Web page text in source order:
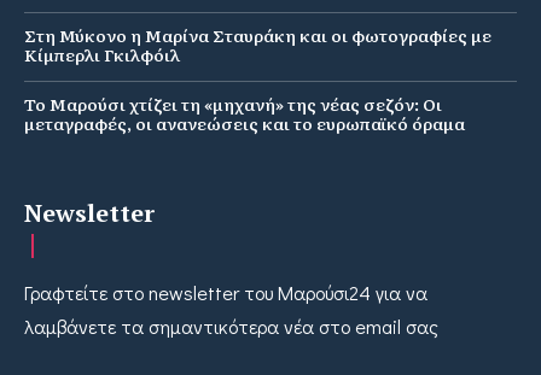
Στη Μύκονο η Μαρίνα Σταυράκη και οι φωτογραφίες με
Κίμπερλι Γκιλφόιλ
Το Μαρούσι χτίζει τη «μηχανή» της νέας σεζόν: Οι
μεταγραφές, οι ανανεώσεις και το ευρωπαϊκό όραμα
Newsletter
Γραφτείτε στο newsletter του Μαρούσι24 για να
λαμβάνετε τα σημαντικότερα νέα στο email σας